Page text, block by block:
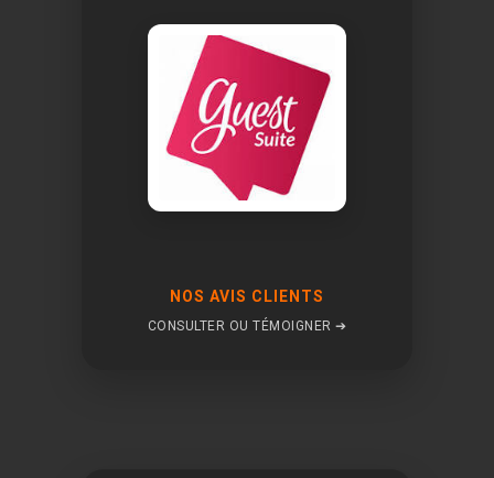
NOS AVIS CLIENTS
CONSULTER OU TÉMOIGNER ➔